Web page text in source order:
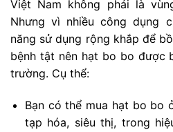
Việt Nam không phải là
Nhưng vì nhiều công dụng
năng sử dụng rộng khắp để
bệnh tật nên hạt bo bo được
trường. Cụ thể:
Bạn có thể mua hạt bo bo
tạp hóa, siêu thị, trong